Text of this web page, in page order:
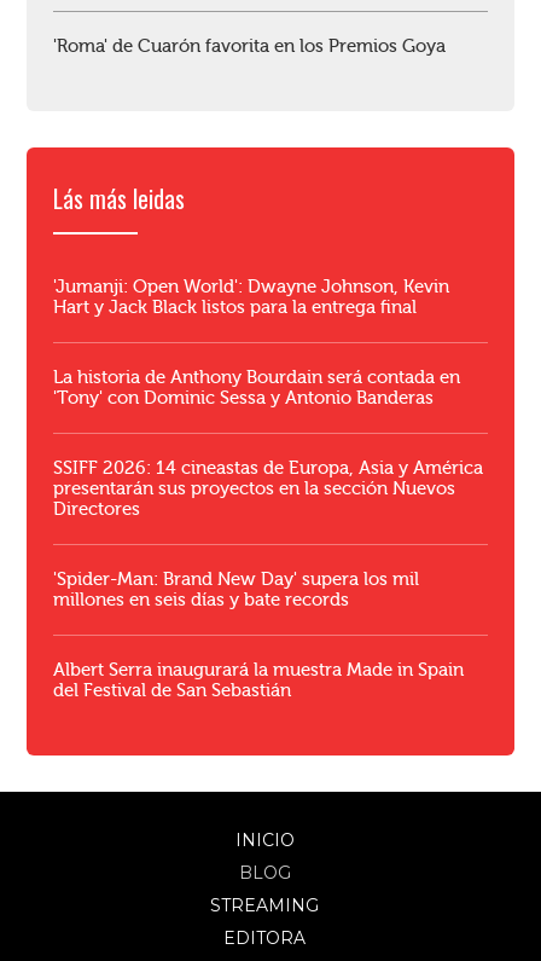
'Roma' de Cuarón favorita en los Premios Goya
Lás más leidas
'Jumanji: Open World': Dwayne Johnson, Kevin
Hart y Jack Black listos para la entrega final
La historia de Anthony Bourdain será contada en
'Tony' con Dominic Sessa y Antonio Banderas
SSIFF 2026: 14 cineastas de Europa, Asia y América
presentarán sus proyectos en la sección Nuevos
Directores
'Spider-Man: Brand New Day' supera los mil
millones en seis días y bate records
Albert Serra inaugurará la muestra Made in Spain
del Festival de San Sebastián
INICIO
BLOG
STREAMING
EDITORA